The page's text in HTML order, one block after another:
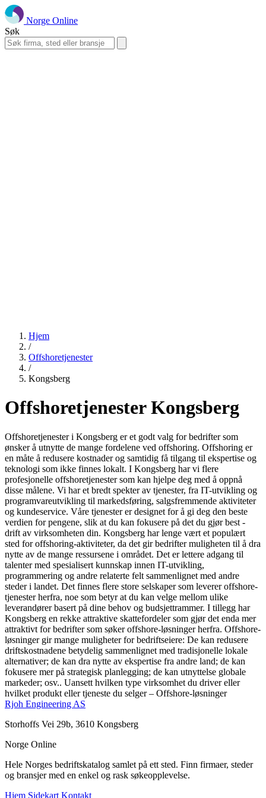
Norge Online
Søk
Hjem
/
Offshoretjenester
/
Kongsberg
Offshoretjenester Kongsberg
Offshoretjenester i Kongsberg er et godt valg for bedrifter som
ønsker å utnytte de mange fordelene ved offshoring. Offshoring er
en måte å redusere kostnader og samtidig få tilgang til ekspertise og
teknologi som ikke finnes lokalt. I Kongsberg har vi flere
profesjonelle offshoretjenester som kan hjelpe deg med å oppnå
disse målene. Vi har et bredt spekter av tjenester, fra IT-utvikling og
programvareutvikling til markedsføring, salgsfremmende aktiviteter
og kundeservice. Våre tjenester er designet for å gi deg den beste
verdien for pengene, slik at du kan fokusere på det du gjør best -
drift av virksomheten din. Kongsberg har lenge vært et populært
sted for offshoring-aktiviteter, da det gir bedrifter muligheten til å dra
nytte av de mange ressursene i området. Det er lettere adgang til
talenter med spesialisert kunnskap innen IT-utvikling,
programmering og andre relaterte felt sammenlignet med andre
steder i landet. Det finnes flere store selskaper som leverer offshore-
tjenester herfra, noe som betyr at du kan velge mellom ulike
leverandører basert på dine behov og budsjettrammer. I tillegg har
Kongsberg en rekke attraktive skattefordeler som gjør det enda mer
attraktivt for bedrifter som søker offshore-løsninger herfra. Offshore-
løsninger gir mange muligheter for bedriftseiere: De kan redusere
driftskostnadene betydelig sammenlignet med tradisjonelle lokale
alternativer; de kan dra nytte av ekspertise fra andre land; de kan
fokusere mer på strategisk planlegging; de kan utnyttelse globale
markeder; osv.. Uansett hvilken type virksomhet du driver eller
hvilket produkt eller tjeneste du selger – Offshore-løsninger
Rjoh Engineering AS
Storhoffs Vei 29b, 3610 Kongsberg
Norge Online
Hele Norges bedriftskatalog samlet på ett sted. Finn firmaer, steder
og bransjer med en enkel og rask søkeopplevelse.
Hjem Sidekart Kontakt